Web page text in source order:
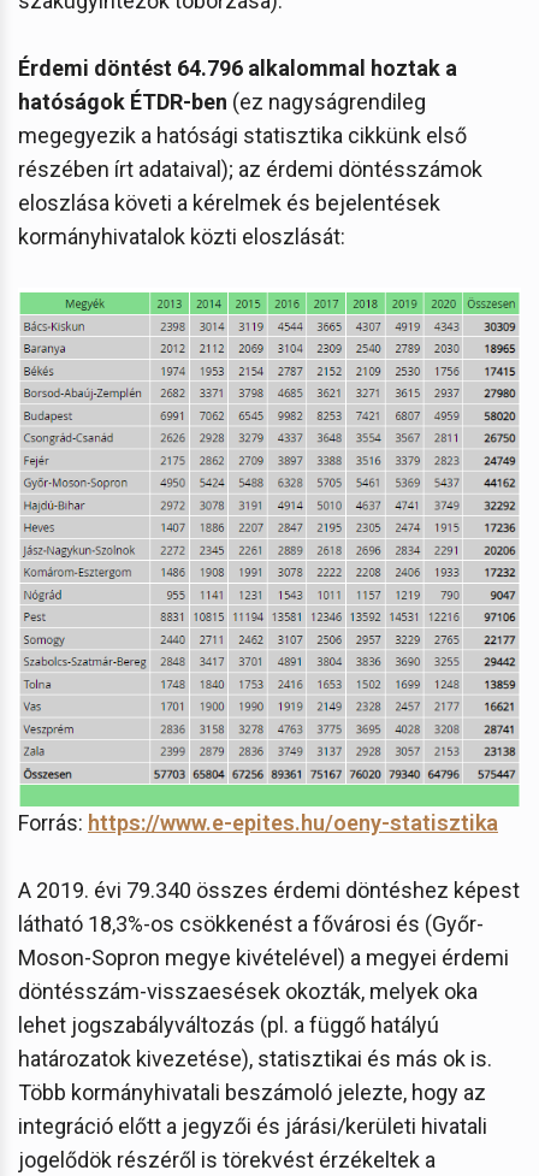
Érdemi döntést 64.796 alkalommal hoztak a
hatóságok ÉTDR-ben (ez nagyságrendileg
megegyezik a hatósági statisztika cikkünk első
részében írt adataival); az érdemi döntésszámok
eloszlása követi a kérelmek és bejelentések
kormányhivatalok közti eloszlását:
Forrás: https://www.e-epites.hu/oeny-statisztika
A 2019. évi 79.340 összes érdemi döntéshez képest
látható 18,3%-os csökkenést a fővárosi és (Győr-
Moson-Sopron megye kivételével) a megyei érdemi
döntésszám-visszaesések okozták, melyek oka
lehet jogszabályváltozás (pl. a függő hatályú
határozatok kivezetése), statisztikai és más ok is.
Több kormányhivatali beszámoló jelezte, hogy az
integráció előtt a jegyzői és járási/kerületi hivatali
jogelődök részéről is törekvést érzékeltek a